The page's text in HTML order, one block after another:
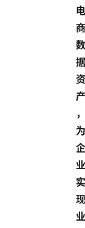
电
商
数
据
资
产
，
为
企
业
实
现
业